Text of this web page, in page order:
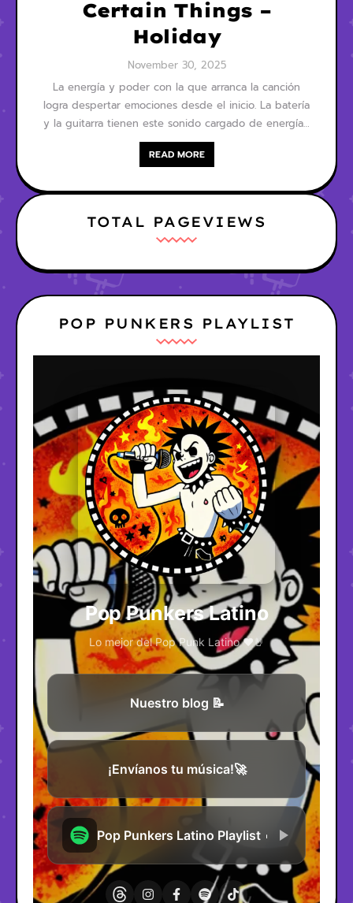
Certain Things –
Holiday
November 30, 2025
La energía y poder con la que arranca la canción
logra despertar emociones desde el inicio. La batería
y la guitarra tienen este sonido cargado de energía…
READ MORE
TOTAL PAGEVIEWS
POP PUNKERS PLAYLIST